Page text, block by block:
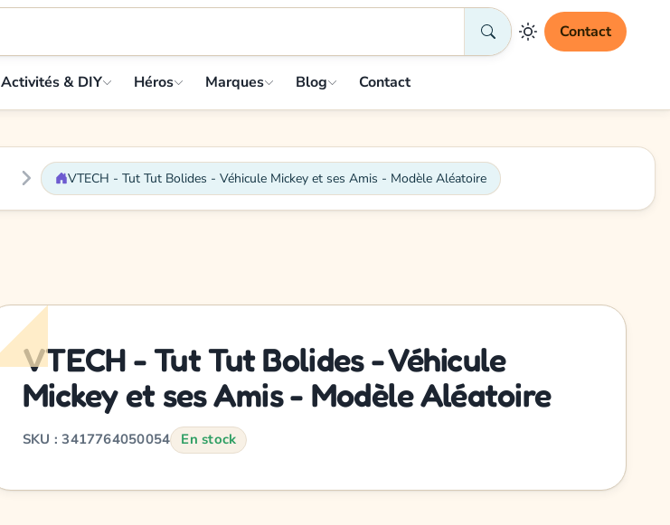
Contact
Activités & DIY Héros Marques Blog Contact
VTECH - Tut Tut Bolides - Véhicule Mickey et ses Amis - Modèle Aléatoire
VTECH - Tut Tut Bolides - Véhicule
Mickey et ses Amis - Modèle Aléatoire
SKU : 3417764050054 En stock